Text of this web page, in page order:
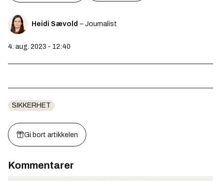
Heidi Sævold – Journalist
4. aug. 2023 - 12:40
SIKKERHET
Gi bort artikkelen
Kommentarer